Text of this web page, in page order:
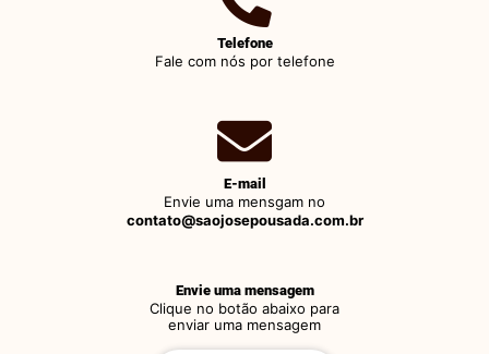
Telefone
Fale com nós por telefone
E-mail
Envie uma mensgam no
contato@saojosepousada.com.br
Envie uma mensagem
Clique no botão abaixo para
enviar uma mensagem